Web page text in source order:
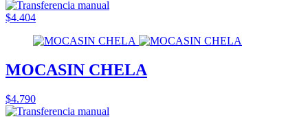
$4.404
MOCASIN CHELA
$4.790